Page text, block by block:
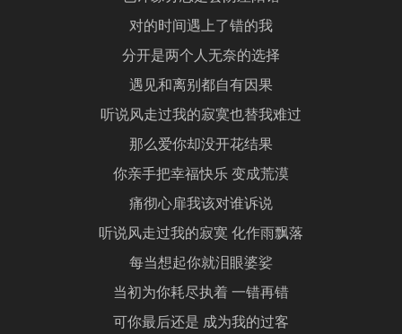
对的时间遇上了错的我
分开是两个人无奈的选择
遇见和离别都自有因果
听说风走过我的寂寞也替我难过
那么爱你却没开花结果
你亲手把幸福快乐 变成荒漠
痛彻心扉我该对谁诉说
听说风走过我的寂寞 化作雨飘落
每当想起你就泪眼婆娑
当初为你耗尽执着 一错再错
可你最后还是 成为我的过客